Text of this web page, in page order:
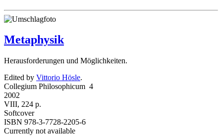
Metaphysik
Herausforderungen und Möglichkeiten.
Edited by Vittorio Hösle.
Collegium Philosophicum 4
2002
VIII, 224 p.
Softcover
ISBN 978-3-7728-2205-6
Currently not available